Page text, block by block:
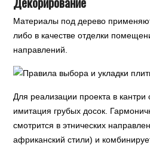
Материалы под дерево
либо в качестве отделки
направлений.
Для реализации проекта в кантри
имитация грубых досок.
смотрится в этнических
африканский стили) и